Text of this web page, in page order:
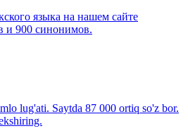
языка на нашем сайте
и 900 синонимов.
lug'ati. Saytda 87 000 ortiq so'z bor.